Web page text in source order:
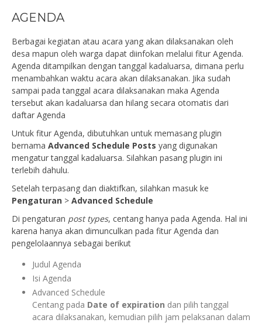
AGENDA
Berbagai kegiatan atau acara yang akan dilaksanakan oleh
desa mapun oleh warga dapat diinfokan melalui fitur Agenda.
Agenda ditampilkan dengan tanggal kadaluarsa, dimana perlu
menambahkan waktu acara akan dilaksanakan. Jika sudah
sampai pada tanggal acara dilaksanakan maka Agenda
tersebut akan kadaluarsa dan hilang secara otomatis dari
daftar Agenda
Untuk fitur Agenda, dibutuhkan untuk memasang plugin
bernama Advanced Schedule Posts yang digunakan
mengatur tanggal kadaluarsa. Silahkan pasang plugin ini
terlebih dahulu.
Setelah terpasang dan diaktifkan, silahkan masuk ke
Pengaturan > Advanced Schedule
Di pengaturan post types, centang hanya pada Agenda. Hal ini
karena hanya akan dimunculkan pada fitur Agenda dan
pengelolaannya sebagai berikut
Judul Agenda
Isi Agenda
Advanced Schedule
Centang pada Date of expiration dan pilih tanggal
acara dilaksanakan, kemudian pilih jam pelaksanan dalam